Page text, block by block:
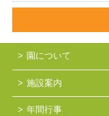
園について
施設案内
年間行事